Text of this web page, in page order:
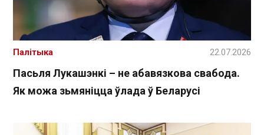
Пасьля Лукашэнкі – не абавязкова свабода.
Як можа зьмяніцца ўлада ў Беларусі
Палітыка 22.07.2026